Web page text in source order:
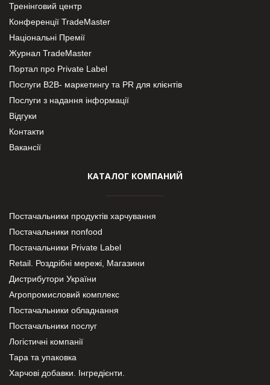
Тренінговий центр
Конференції TradeMaster
Національні Премії
Журнал TradeMaster
Портал про Private Label
Послуги В2В- маркетингу та PR для клієнтів
Послуги з надання інформації
Відгуки
Контакти
Вакансії
КАТАЛОГ КОМПАНИЙ
Постачальники продуктів харчування
Постачальники nonfood
Постачальники Private Label
Retail. Роздрібні мережі, Магазини
Дистрибутори України
Агропромисловий комплекс
Постачальники обладнання
Постачальники послуг
Логістичні компанії
Тара та упаковка
Харчові добавки. Інгредієнти.